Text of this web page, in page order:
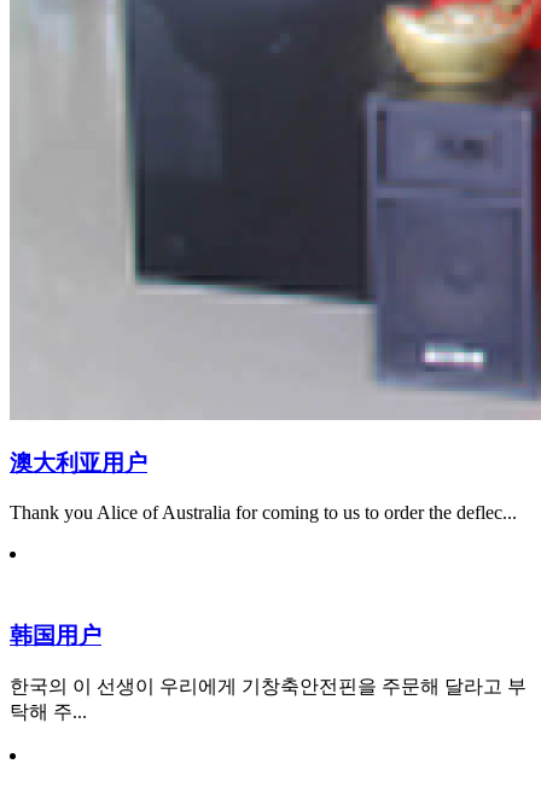
澳大利亚用户
Thank you Alice of Australia for coming to us to order the deflec...